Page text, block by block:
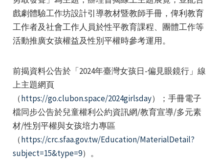
戲劇體驗工作坊設計引導教材暨教師手冊，俾利教育
工作者及社會工作人員於性平教育課程、團體工作等
活動推廣女孩權益及性別平權時參考運用。
前揭資料公告於「2024年臺灣女孩日-偏見眼鏡行」線
上主題網頁
（https://go.clubon.space/2024girlsday）；手冊電子
檔同步公告於兒童權利公約資訊網/教育宣導/多元素
材/性別平權與女孩培力專區
（https://crc.sfaa.gov.tw/Education/MaterialDetail?
subject=15&type=9）。